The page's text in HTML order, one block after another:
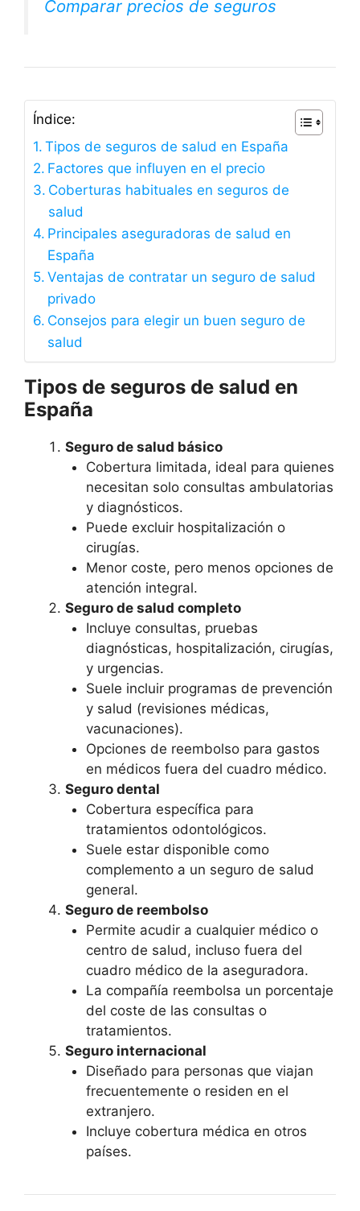
Comparar precios de seguros
Índice:
Tipos de seguros de salud en España
Factores que influyen en el precio
Coberturas habituales en seguros de
salud
Principales aseguradoras de salud en
España
Ventajas de contratar un seguro de salud
privado
Consejos para elegir un buen seguro de
salud
Tipos de seguros de salud en
España
Seguro de salud básico
Cobertura limitada, ideal para quienes
necesitan solo consultas ambulatorias
y diagnósticos.
Puede excluir hospitalización o
cirugías.
Menor coste, pero menos opciones de
atención integral.
Seguro de salud completo
Incluye consultas, pruebas
diagnósticas, hospitalización, cirugías,
y urgencias.
Suele incluir programas de prevención
y salud (revisiones médicas,
vacunaciones).
Opciones de reembolso para gastos
en médicos fuera del cuadro médico.
Seguro dental
Cobertura específica para
tratamientos odontológicos.
Suele estar disponible como
complemento a un seguro de salud
general.
Seguro de reembolso
Permite acudir a cualquier médico o
centro de salud, incluso fuera del
cuadro médico de la aseguradora.
La compañía reembolsa un porcentaje
del coste de las consultas o
tratamientos.
Seguro internacional
Diseñado para personas que viajan
frecuentemente o residen en el
extranjero.
Incluye cobertura médica en otros
países.